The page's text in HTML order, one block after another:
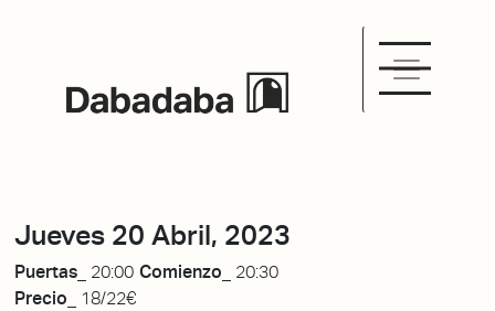
Jueves 20 Abril, 2023
Puertas_ 20:00 Comienzo_ 20:30
Precio_
18/22€